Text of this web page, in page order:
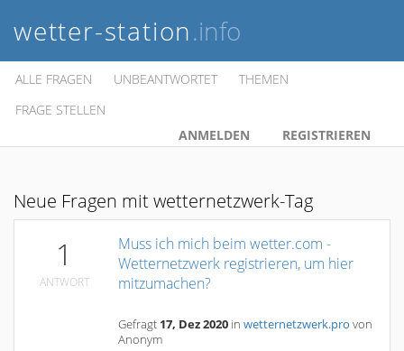
wetter-station.info
ALLE FRAGEN UNBEANTWORTET
THEMEN
FRAGE STELLEN
ANMELDEN
REGISTRIEREN
Neue Fragen mit wetternetzwerk-Tag
1
ANTWORT
Muss ich mich beim wetter.com -
Wetternetzwerk registrieren, um hier
mitzumachen?
Gefragt 17, Dez 2020 in wetternetzwerk.pro von
Anonym